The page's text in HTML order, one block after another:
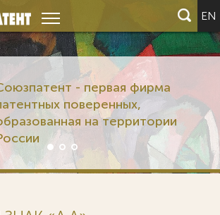
EN
- первая фирма
поверенных,
на территории